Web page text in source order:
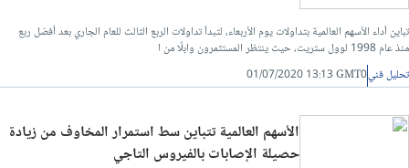
تباين أداء الأسهم العالمية بتداولات يوم الأربعاء، لتبدأ تداولات الربع الثالث للعام الجاري بعد أفضل ربع
منذ عام 1998 لوول ستريت، حيث ينتظر المستثمرون وابلًا من ا
تحليل فني01/07/2020 13:13 GMT0
الأسهم العالمية تتباين سط استمرار المخاوف من زيادة
حصيلة الإصابات بالفيروس التاجي